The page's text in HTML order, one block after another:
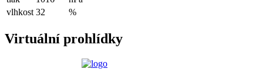
vlhkost 32 %
Virtuální prohlídky